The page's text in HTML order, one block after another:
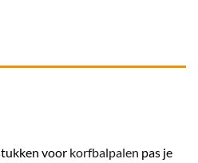
voor korfbalpalen pas je